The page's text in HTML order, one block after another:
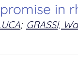
in
; GRASSI,